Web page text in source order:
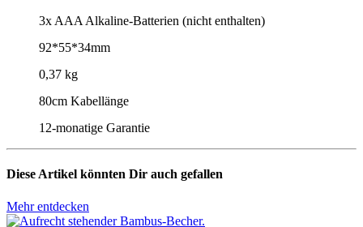
3x AAA Alkaline-Batterien (nicht enthalten)
92*55*34mm
0,37 kg
80cm Kabellänge
12-monatige Garantie
Diese Artikel könnten Dir auch gefallen
Mehr entdecken